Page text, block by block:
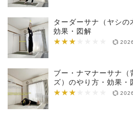
ターダーサナ（ヤシの
効果・図解
★★★
★★★★★★★
ブー・ナマナーサナ（
ズ）のやり方・効果・
★★★
★★★★★★★